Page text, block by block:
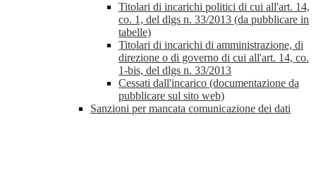
Titolari di incarichi politici di cui all'art. 14,
co. 1, del dlgs n. 33/2013 (da pubblicare in
tabelle)
Titolari di incarichi di amministrazione, di
direzione o di governo di cui all'art. 14, co.
1-bis, del dlgs n. 33/2013
Cessati dall'incarico (documentazione da
pubblicare sul sito web)
Sanzioni per mancata comunicazione dei dati